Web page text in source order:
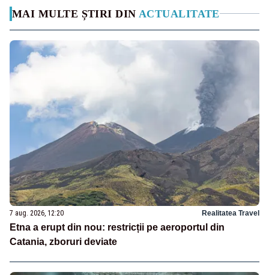
MAI MULTE ȘTIRI DIN ACTUALITATE
7 aug. 2026, 12:20 Realitatea Travel
Etna a erupt din nou: restricții pe aeroportul din
Catania, zboruri deviate